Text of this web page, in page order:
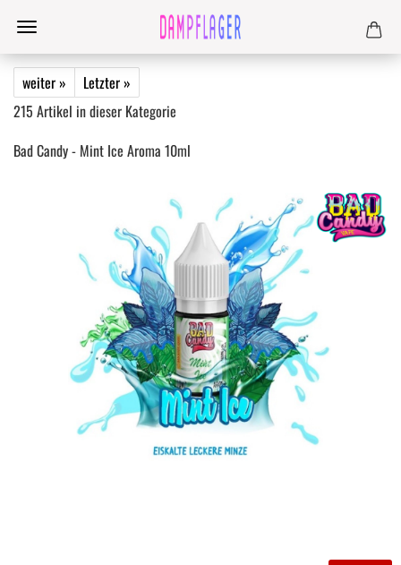
weiter »
Letzter »
215 Artikel in dieser Kategorie
Bad Candy - Mint Ice Aroma 10ml